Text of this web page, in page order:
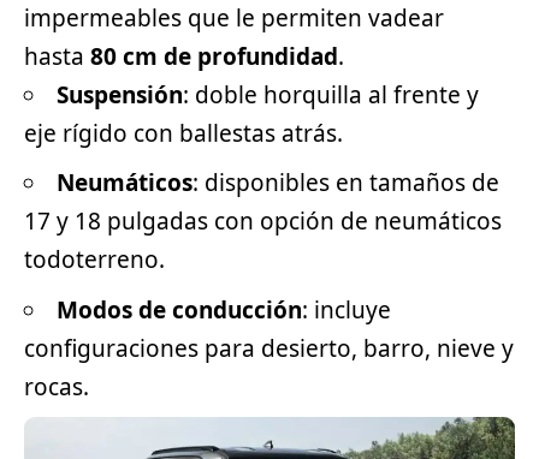
impermeables que le permiten vadear
hasta 80 cm de profundidad.
Suspensión: doble horquilla al frente y
eje rígido con ballestas atrás.
Neumáticos: disponibles en tamaños de
17 y 18 pulgadas con opción de neumáticos
todoterreno.
Modos de conducción: incluye
configuraciones para desierto, barro, nieve y
rocas.